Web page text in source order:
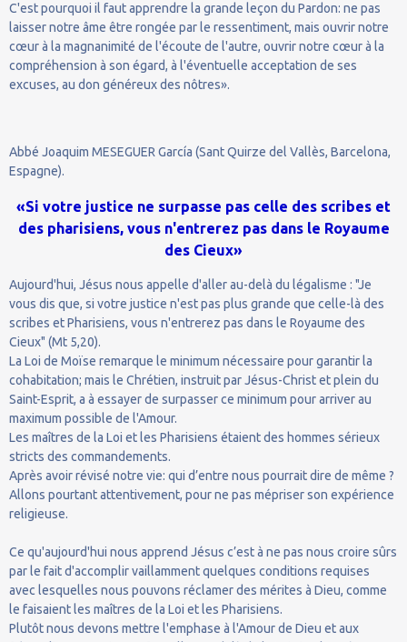
C'est pourquoi il faut apprendre la grande leçon du Pardon: ne pas
laisser notre âme être rongée par le ressentiment, mais ouvrir notre
cœur à la magnanimité de l'écoute de l'autre, ouvrir notre cœur à la
compréhension à son égard, à l'éventuelle acceptation de ses
excuses, au don généreux des nôtres».
Abbé Joaquim MESEGUER García (Sant Quirze del Vallès, Barcelona,
Espagne).
«Si votre justice ne surpasse pas celle des scribes et
des pharisiens, vous n'entrerez pas dans le Royaume
des Cieux»
Aujourd'hui, Jésus nous appelle d'aller au-delà du légalisme : "Je
vous dis que, si votre justice n'est pas plus grande que celle-là des
scribes et Pharisiens, vous n'entrerez pas dans le Royaume des
Cieux" (Mt 5,20).
La Loi de Moïse remarque le minimum nécessaire pour garantir la
cohabitation; mais le Chrétien, instruit par Jésus-Christ et plein du
Saint-Esprit, a à essayer de surpasser ce minimum pour arriver au
maximum possible de l'Amour.
Les maîtres de la Loi et les Pharisiens étaient des hommes sérieux
stricts des commandements.
Après avoir révisé notre vie: qui d’entre nous pourrait dire de même ?
Allons pourtant attentivement, pour ne pas mépriser son expérience
religieuse.
Ce qu'aujourd'hui nous apprend Jésus c’est à ne pas nous croire sûrs
par le fait d'accomplir vaillamment quelques conditions requises
avec lesquelles nous pouvons réclamer des mérites à Dieu, comme
le faisaient les maîtres de la Loi et les Pharisiens.
Plutôt nous devons mettre l'emphase à l'Amour de Dieu et aux